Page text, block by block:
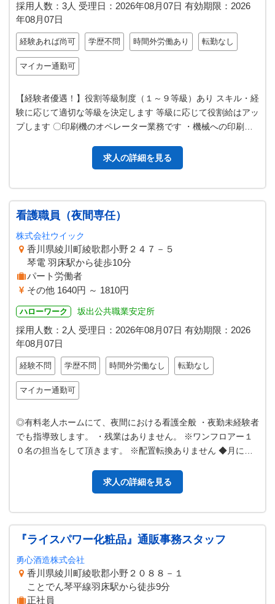
採用人数：3人 受理日： 2026年08月07日 有効期限： 2026
年08月07日
経験あれば尚可 学歴不問 時間外労働あり 転勤なし
マイカー通勤可
【経験者優遇！】役割等級制度（１～９等級）あり スキル・経
験に応じて適切な等級を決定します 等級に応じて役割給はアッ
プします 〇印刷機のオペレーター業務です ・機械への印刷用
求人の詳細を見る
看護職員（夜間専任）
株式会社ウイック
香川県綾川町綾歌郡小野２４７－５
琴電 羽床駅から徒歩10分
パート労働者
その他 1640円 ～ 1810円
ハローワーク 坂出公共職業安定所
採用人数：2人 受理日： 2026年08月07日 有効期限： 2026
年08月07日
経験不問 学歴不問 時間外労働なし 転勤なし
マイカー通勤可
◎有料老人ホームにて、夜間における看護全般 ・夜勤未経験者
でも指導致します。 ・残業はありません。 ※ワンフロアー１
０名の担当をして頂きます。 ※配置転換ありません ◆月に２
求人の詳細を見る
『ライスパワー化粧品』通販事務スタッフ
勇心酒造株式会社
香川県綾川町綾歌郡小野２０８８－１
ことでん琴平線羽床駅から徒歩9分
正社員